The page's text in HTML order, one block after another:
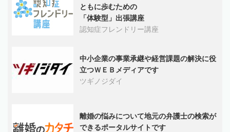
ともに歩むための
「体験型」出張講座
認知症フレンドリー講座
中小企業の事業承継や経営課題の解決に役
立つＷＥＢメディアです
ツギノジダイ
離婚の悩みについて地元の弁護士の検索が
できるポータルサイトです